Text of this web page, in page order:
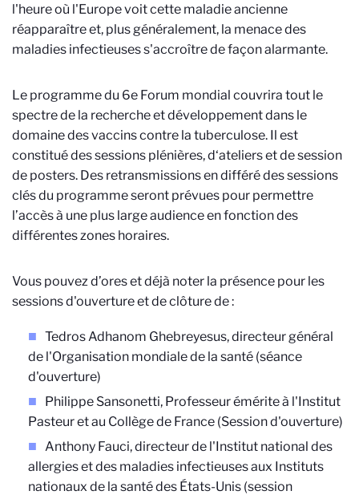
l'heure où l'Europe voit cette maladie ancienne
réapparaître et, plus généralement, la menace des
maladies infectieuses s'accroître de façon alarmante.
Le programme du 6e Forum mondial couvrira tout le
spectre de la recherche et développement dans le
domaine des vaccins contre la tuberculose. Il est
constitué des sessions plénières, d‘ateliers et de session
de posters. Des retransmissions en différé des sessions
clés du programme seront prévues pour permettre
l’accès à une plus large audience en fonction des
différentes zones horaires.
Vous pouvez d’ores et déjà noter la présence pour les
sessions d'ouverture et de clôture de :
Tedros Adhanom Ghebreyesus, directeur général
de l'Organisation mondiale de la santé (séance
d'ouverture)
Philippe Sansonetti, Professeur émérite à l'Institut
Pasteur et au Collège de France (Session d'ouverture)
Anthony Fauci, directeur de l'Institut national des
allergies et des maladies infectieuses aux Instituts
nationaux de la santé des États-Unis (session